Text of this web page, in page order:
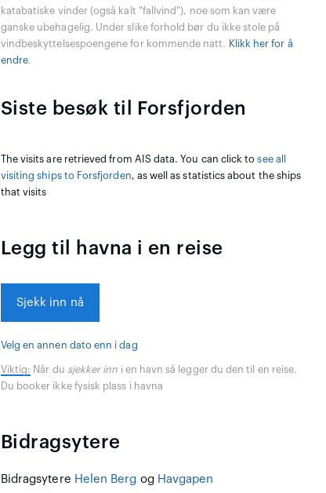
katabatiske vinder (også kalt "fallvind"), noe som kan være
ganske ubehagelig. Under slike forhold bør du ikke stole på
vindbeskyttelsespoengene for kommende natt.
Klikk her for å
endre.
Siste besøk til Forsfjorden
The visits are retrieved from AIS data. You can click tosee all
visiting ships to Forsfjorden, as well as statistics about the ships
that visits
Legg til havna i en reise
Sjekk inn nå
Velg en annen dato enn i dag
Viktig: Når du sjekker inn i en havn så legger du den til en reise.
Du booker ikke fysisk plass i havna
Bidragsytere
Bidragsytere Helen Berg og Havgapen